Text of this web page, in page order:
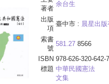
著者
余台生
出版
項
臺中市 : 晨星出
索書
號
581.27 8566
ISBN 978-626-320-642-7
標題 中華民國憲法
文集